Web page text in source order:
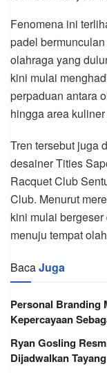
Fenomena ini
padel
olahraga yang
kini mulai
perpaduan antara
hingga area
Tren tersebut juga
desainer Tities
Racquet Club
Club. Menurut
kini mulai
menuju tempat
BacaJuga
Personal Branding
Kepercayaan
Ryan Gosling
Dijadwalkan